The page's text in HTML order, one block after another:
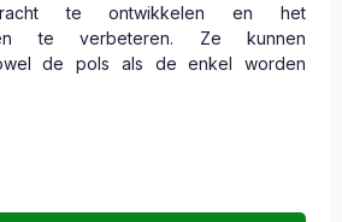
te ontwikkelen en het
te verbeteren. Ze kunnen
de pols als de enkel worden